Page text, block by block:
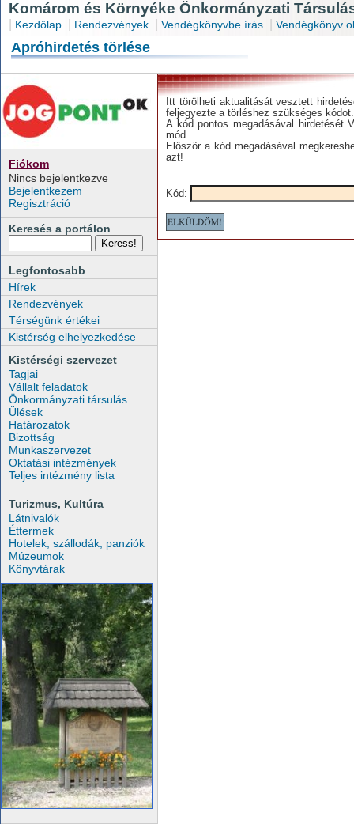
Komárom és Környéke Önkormányzati
Kezdőlap Rendezvények Vendégkönyvbe írás Vendégkönyv
Apróhirdetés törlése
Fiókom
Nincs bejelentkezve
Bejelentkezem
Regisztráció
Keresés a portálon
Legfontosabb
Hírek
Rendezvények
Térségünk értékei
Kistérség elhelyezkedése
Kistérségi szervezet
Tagjai
Vállalt feladatok
Önkormányzati társulás
Ülések
Határozatok
Bizottság
Munkaszervezet
Oktatási intézmények
Teljes intézmény lista
Turizmus, Kultúra
Látnivalók
Éttermek
Hotelek, szállodák, panziók
Múzeumok
Könyvtárak
Itt törölheti aktualitását vesztett
feljegyezte a törléshez szükséges kódot.
A kód pontos megadásával hirdetését
mód.
Először a kód megadásával
azt!
Kód: